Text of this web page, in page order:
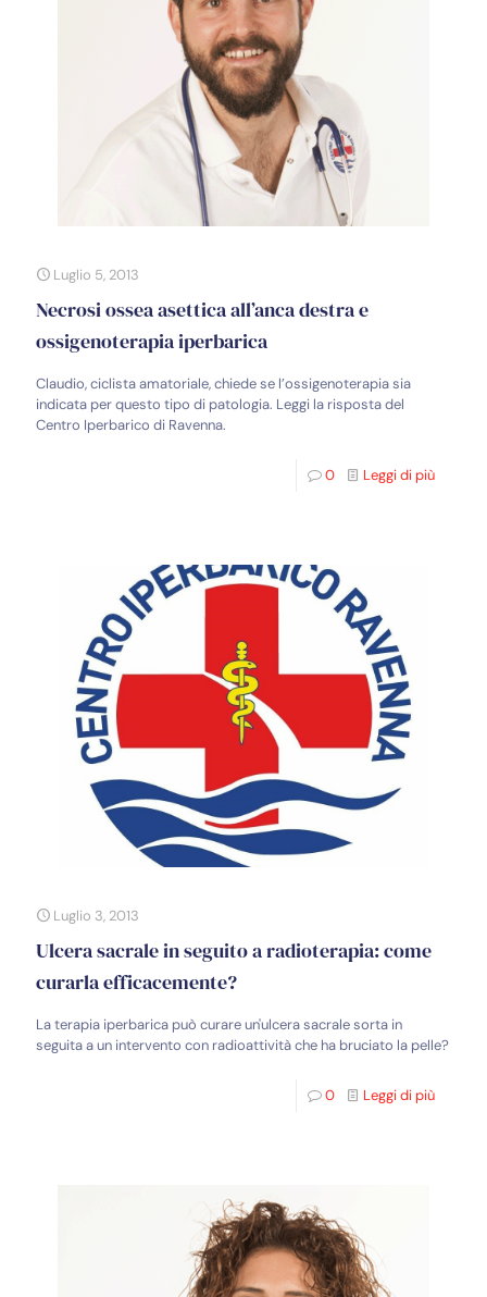
Luglio 5, 2013
Necrosi ossea asettica all’anca destra e
ossigenoterapia iperbarica
Claudio, ciclista amatoriale, chiede se l’ossigenoterapia sia
indicata per questo tipo di patologia. Leggi la risposta del
Centro Iperbarico di Ravenna.
0 Leggi di più
Luglio 3, 2013
Ulcera sacrale in seguito a radioterapia: come
curarla efficacemente?
La terapia iperbarica può curare un'ulcera sacrale sorta in
seguita a un intervento con radioattività che ha bruciato la pelle?
0 Leggi di più